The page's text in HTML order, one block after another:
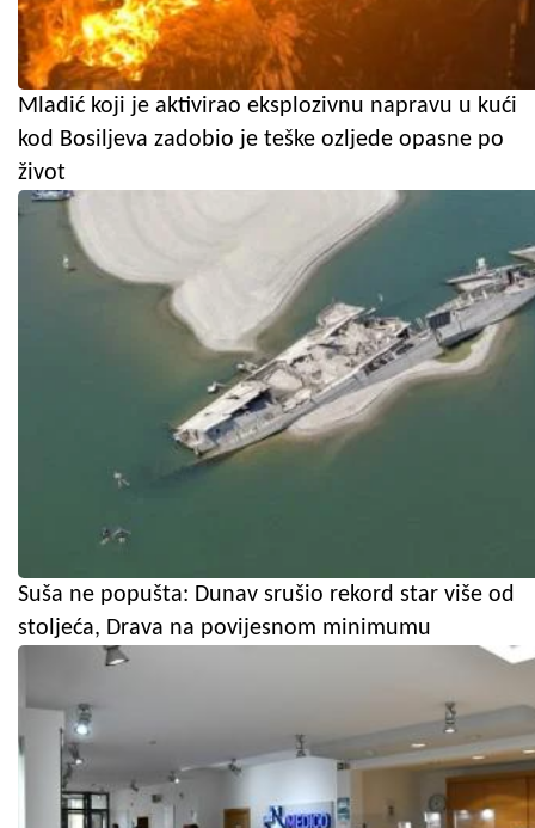
Mladić koji je aktivirao eksplozivnu napravu u kući
kod Bosiljeva zadobio je teške ozljede opasne po
život
Suša ne popušta: Dunav srušio rekord star više od
stoljeća, Drava na povijesnom minimumu